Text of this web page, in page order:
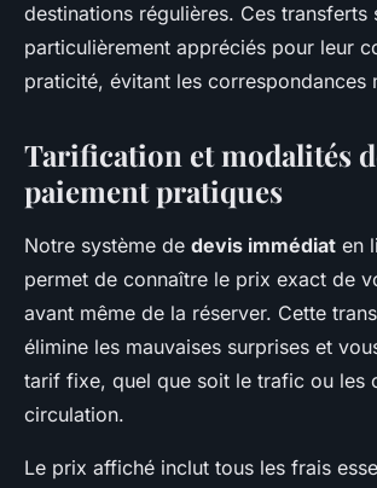
destinations régulières. Ces transferts
particulièrement appréciés pour leur
praticité, évitant les correspondances
Tarification et modalités
paiement pratiques
Notre système de devis immédiat en
permet de connaître le prix exact de
avant même de la réserver. Cette
élimine les mauvaises surprises et
tarif fixe, quel que soit le trafic ou les
circulation.
Le prix affiché inclut tous les frais